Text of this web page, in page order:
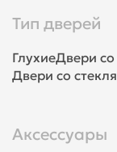
Тип дверей
ГлухиеДвери со
Двери со
Аксессуары